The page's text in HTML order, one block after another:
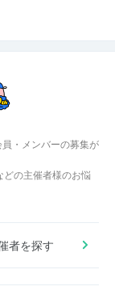
員・メンバーの募集が
の主催者様のお悩
者を探す